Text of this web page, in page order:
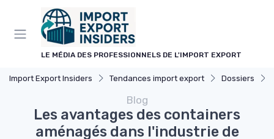
LE MÉDIA DES PROFESSIONNELS DE L'IMPORT EXPORT
Import Export Insiders Tendances import export Dossiers
Blog
Les avantages des containers
aménagés dans l'industrie de
Panneau de gestion des cookies